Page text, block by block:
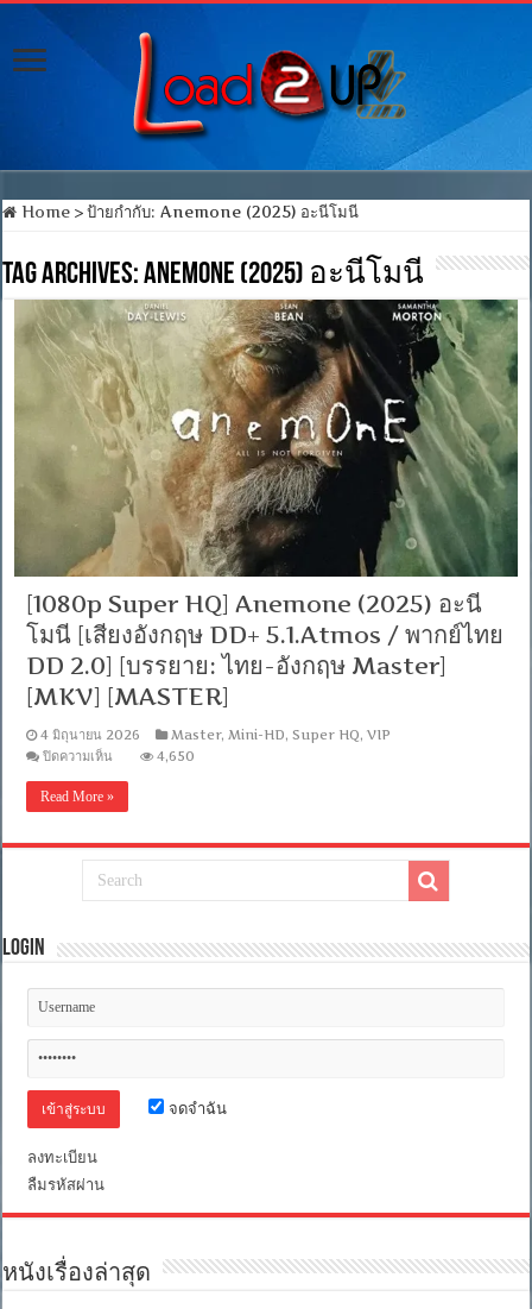
Home > ป้ายกำกับ:Anemone (2025) อะนีโมนี
Tag Archives:Anemone (2025) อะนีโมนี
[1080p Super HQ] Anemone (2025) อะนี
โมนี [เสียงอังกฤษ DD+ 5.1.Atmos / พากย์ไทย
DD 2.0] [บรรยาย: ไทย-อังกฤษ Master]
[MKV] [MASTER]
4 มิถุนายน 2026 Master,Mini-HD,Super HQ,VIP
ปิดความเห็นบน
HQ]
(2025)
นี
อังกฤษ
ไทย
[บรรยาย:
4,650
Read More »
Login
จดจำฉัน
ลงทะเบียน
ลืมรหัสผ่าน
หนังเรื่องล่าสุด